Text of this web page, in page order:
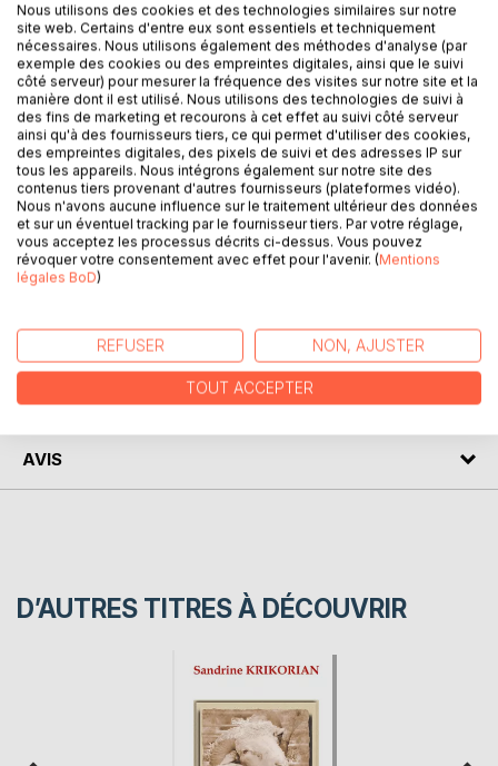
DESCRIPTION
Des menus écrits entre 1744 et 1763 conservent la trace
des repas de Louis XV au château de Choisy, résidence de
plaisance privilégiée du roi. A la fois essentiels, car
caractéristiques, et originaux, car uniques, ils sont les
prototypes des menus qui vont fleurir sur les tables par la
suite et que l'on trouve encore de nos jours dans les
restaurants ou lors des mariages. En cela, ils incarnent la
quintessence de l'art de la table à la française réputée
dans le monde entier.
AUTEUR(S)
CRITIQUES PRESSE
AVIS
D’AUTRES TITRES À DÉCOUVRIR
Nous utilisons des cookies et des technologies similaires sur notre
site web. Certains d'entre eux sont essentiels et techniquement
nécessaires. Nous utilisons également des méthodes d'analyse (par
exemple des cookies ou des empreintes digitales, ainsi que le suivi
côté serveur) pour mesurer la fréquence des visites sur notre site et la
manière dont il est utilisé. Nous utilisons des technologies de suivi à
des fins de marketing et recourons à cet effet au suivi côté serveur
ainsi qu'à des fournisseurs tiers, ce qui permet d'utiliser des cookies,
des empreintes digitales, des pixels de suivi et des adresses IP sur
tous les appareils. Nous intégrons également sur notre site des
contenus tiers provenant d'autres fournisseurs (plateformes vidéo).
Nous n'avons aucune influence sur le traitement ultérieur des données
et sur un éventuel tracking par le fournisseur tiers. Par votre réglage,
vous acceptez les processus décrits ci-dessus. Vous pouvez
révoquer votre consentement avec effet pour l'avenir. (Mentions
légales BoD)
REFUSER NON, AJUSTER
TOUT ACCEPTER